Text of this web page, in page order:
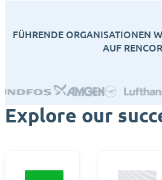
FÜHRENDE ORGANISATIONEN
AUF
Explore our